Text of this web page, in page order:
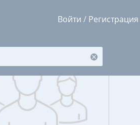
Войти / Регистрация